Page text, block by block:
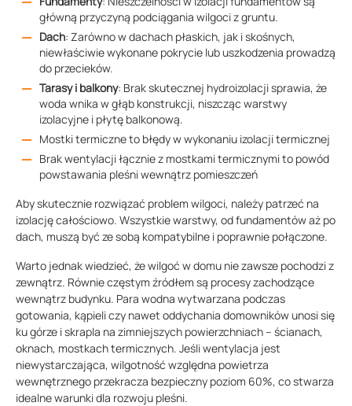
główną przyczyną podciągania wilgoci z gruntu.
Dach: Zarówno w dachach płaskich, jak i skośnych,
niewłaściwie wykonane pokrycie lub uszkodzenia prowadzą
do przecieków.
Tarasy i balkony: Brak skutecznej hydroizolacji sprawia, że
woda wnika w głąb konstrukcji, niszcząc warstwy
izolacyjne i płytę balkonową.
Mostki termiczne to błędy w wykonaniu izolacji termicznej
Brak wentylacji łącznie z mostkami termicznymi to powód
powstawania pleśni wewnątrz pomieszczeń
Aby skutecznie rozwiązać problem wilgoci, należy patrzeć na
izolację całościowo. Wszystkie warstwy, od fundamentów aż po
dach, muszą być ze sobą kompatybilne i poprawnie połączone.
Warto jednak wiedzieć, że wilgoć w domu nie zawsze pochodzi z
zewnątrz. Równie częstym źródłem są procesy zachodzące
wewnątrz budynku. Para wodna wytwarzana podczas
gotowania, kąpieli czy nawet oddychania domowników unosi się
ku górze i skrapla na zimniejszych powierzchniach – ścianach,
oknach, mostkach termicznych. Jeśli wentylacja jest
niewystarczająca, wilgotność względna powietrza
wewnętrznego przekracza bezpieczny poziom 60%, co stwarza
idealne warunki dla rozwoju pleśni.